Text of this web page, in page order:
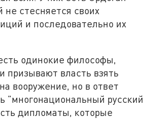
не стесняется своих
и последовательно их
одинокие философы,
призывают власть взять
вооружение, но в ответ
"многонациональный русский
дипломаты, которые